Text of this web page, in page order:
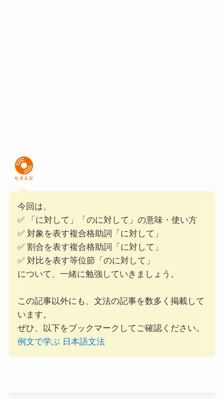
今回は、
✅ 「に対して」「のに対して」の意味・使い方
✅ 対象を表す複合格助詞「に対して」
✅ 割合を表す複合格助詞「に対して」
✅ 対比を表す等位節「のに対して」
について、一緒に勉強していきましょう。
この記事以外にも、文法の記事を数多く掲載して
います。
ぜひ、以下をブックマークしてご確認ください。
例文で学ぶ 日本語文法